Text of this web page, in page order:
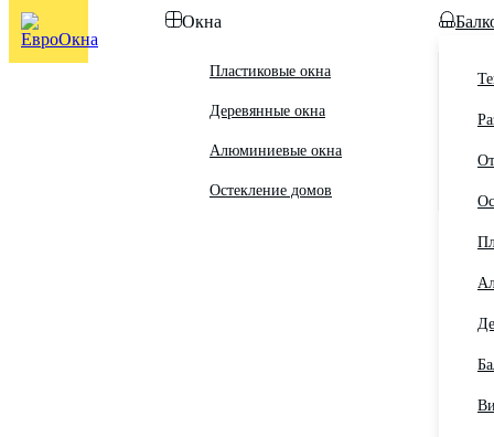
Окна
Пластиковые окна
Деревянные окна
Алюминиевые окна
Остекление домов